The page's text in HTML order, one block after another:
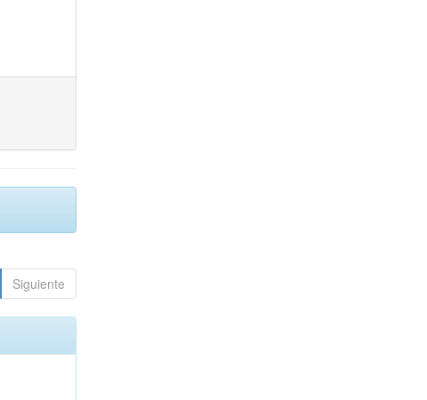
Siguiente